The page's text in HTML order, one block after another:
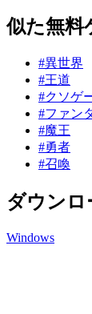
似た無料
#異世界
#王道
#クソゲ
#ファン
#魔王
#勇者
#召喚
ダウンロ
Windows